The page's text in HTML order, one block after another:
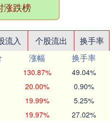
涨跌榜
流入 个股流出
换手率
涨幅
换手率
130.87% 49.04%
20.00% 0.90%
19.99% 5.25%
19.97% 27.02%